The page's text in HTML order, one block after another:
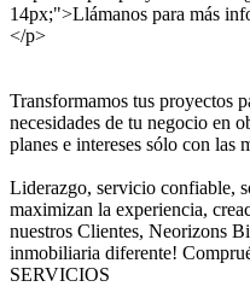
14px;">Llámanos para más
</p>
Transformamos tus proyectos
necesidades de tu negocio en
planes e intereses sólo con las
Liderazgo, servicio confiable,
maximizan la experiencia,
nuestros Clientes, Neorizons
inmobiliaria diferente!
SERVICIOS